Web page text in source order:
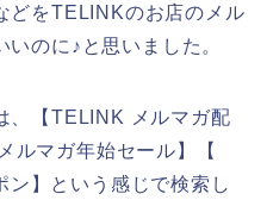
どをTELINKのお店のメル
のに♪と思いました。
、【TELINK メルマガ配
ルマガ年始セール】【
】という感じで検索し